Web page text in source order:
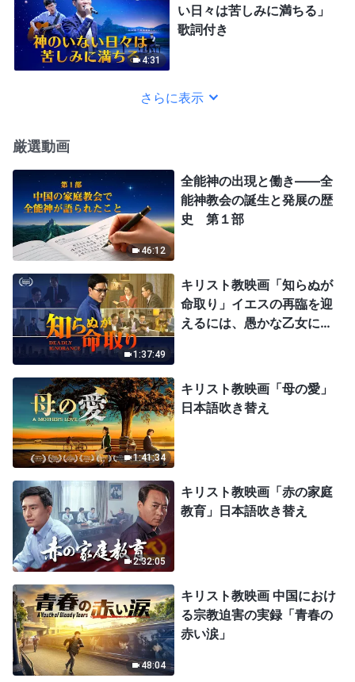
4:31
い日々は苦しみに満ちる」
歌詞付き
さらに表示
厳選動画
46:12
全能神の出現と働き——全
能神教会の誕生と発展の歴
史 第１部
1:37:49
キリスト教映画「知らぬが
命取り」イエスの再臨を迎
えるには、愚かな乙女にな
1:41:34
キリスト教映画「母の愛」
日本語吹き替え
2:32:05
キリスト教映画「赤の家庭
教育」日本語吹き替え
48:04
キリスト教映画 中国におけ
る宗教迫害の実録「青春の
赤い涙」